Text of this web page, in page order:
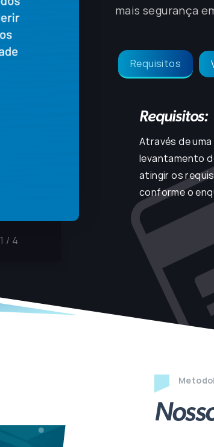
1 / 4
mais segurança
Requisitos
Requisitos:
Através de
levantamento
atingir os
conforme o